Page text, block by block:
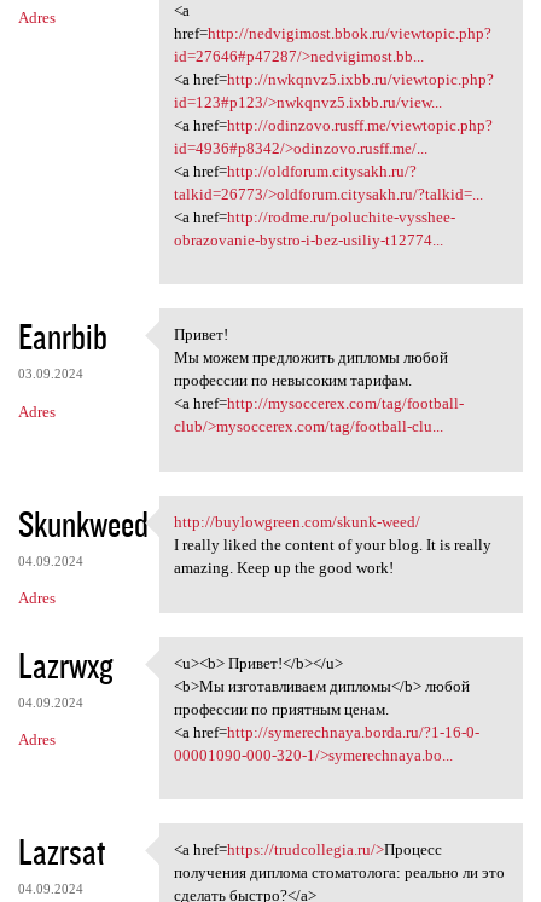
Adres
<a
href=http://nedvigimost.bbok.ru/viewtopic.php?
id=27646#p47287/>nedvigimost.bb...
<a href=http://nwkqnvz5.ixbb.ru/viewtopic.php?
id=123#p123/>nwkqnvz5.ixbb.ru/view...
<a href=http://odinzovo.rusff.me/viewtopic.php?
id=4936#p8342/>odinzovo.rusff.me/...
<a href=http://oldforum.citysakh.ru/?
talkid=26773/>oldforum.citysakh.ru/?talkid=...
<a href=http://rodme.ru/poluchite-vysshee-
obrazovanie-bystro-i-bez-usiliy-t12774...
Eanrbib
03.09.2024
Adres
Привет!
Привет!
Мы можем предложить дипломы любой
профессии по невысоким тарифам.
<a href=http://mysoccerex.com/tag/football-
club/>mysoccerex.com/tag/football-clu...
Skunkweed
04.09.2024
Adres
http://buylowgreen.com/skunk
http://buylowgreen.com/skunk-weed/
I really liked the content of your blog. It is really
amazing. Keep up the good work!
Lazrwxg
04.09.2024
Adres
<u><b> Привет!</b></u>
<u><b> Привет!</b></u>
<b>Мы изготавливаем дипломы</b> любой
профессии по приятным ценам.
<a href=http://symerechnaya.borda.ru/?1-16-0-
00001090-000-320-1/>symerechnaya.bo...
Lazrsat
04.09.2024
<a href=https://trudcollegia
<a href=https://trudcollegia.ru/>Процесс
получения диплома стоматолога: реально ли это
сделать быстро?</a>